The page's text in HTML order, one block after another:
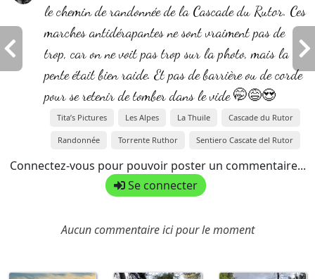
le chemin de randonnée de la Cascade du Rutor. Ces
marches antidérapantes ne sont vraiment pas de
trop, car on ne voit pas trop sur la photo, mais la
pente était bien raide. Et pas de barrière ou de corde
pour se retenir de tomber dans le vide 🤭😅😍
Tita’s Pictures Les Alpes La Thuile Cascade du Rutor
Randonnée Torrente Ruthor Sentiero Cascate del Rutor
Connectez-vous pour pouvoir poster un commentaire...
Se connecter
Aucun commentaire ici pour le moment